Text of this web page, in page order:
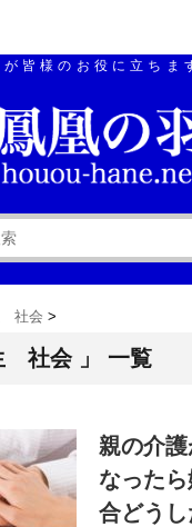
皆様のお役に立ちま
社会 >
社会 」 一覧
親の介
なった
合どう